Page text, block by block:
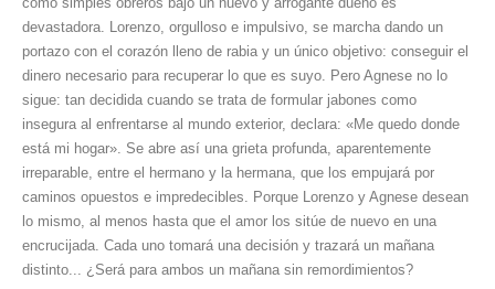
devastadora. Lorenzo, orgulloso e impulsivo, se marcha dando un
portazo con el corazón lleno de rabia y un único objetivo: conseguir el
dinero necesario para recuperar lo que es suyo. Pero Agnese no lo
sigue: tan decidida cuando se trata de formular jabones como
insegura al enfrentarse al mundo exterior, declara: «Me quedo donde
está mi hogar». Se abre así una grieta profunda, aparentemente
irreparable, entre el hermano y la hermana, que los empujará por
caminos opuestos e impredecibles. Porque Lorenzo y Agnese desean
lo mismo, al menos hasta que el amor los sitúe de nuevo en una
encrucijada. Cada uno tomará una decisión y trazará un mañana
distinto... ¿Será para ambos un mañana sin remordimientos?